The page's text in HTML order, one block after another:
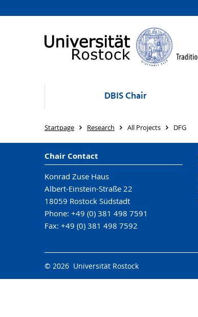
DBIS Chair
Startpage Research All Projects DFG
Chair Contact
Konrad Zuse Haus
Albert-Einstein-Straße 22
18059 Rostock Südstadt
Phone: +49 (0) 381 498 7591
Fax: +49 (0) 381 498 7592
© 2026 Universität Rostock